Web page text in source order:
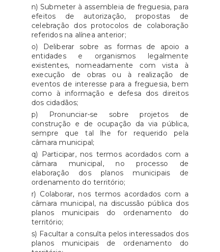
n) Submeter à assembleia de freguesia, para
efeitos de autorização, propostas de
celebração dos protocolos de colaboração
referidos na alínea anterior;
o) Deliberar sobre as formas de apoio a
entidades e organismos legalmente
existentes, nomeadamente com vista à
execução de obras ou à realização de
eventos de interesse para a freguesia, bem
como à informação e defesa dos direitos
dos cidadãos;
p) Pronunciar-se sobre projetos de
construção e de ocupação da via pública,
sempre que tal lhe for requerido pela
câmara municipal;
q) Participar, nos termos acordados com a
câmara municipal, no processo de
elaboração dos planos municipais de
ordenamento do território;
r) Colaborar, nos termos acordados com a
câmara municipal, na discussão pública dos
planos municipais do ordenamento do
território;
s) Facultar a consulta pelos interessados dos
planos municipais de ordenamento do